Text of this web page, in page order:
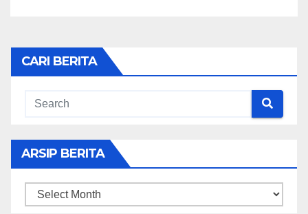
CARI BERITA
ARSIP BERITA
ARSIP